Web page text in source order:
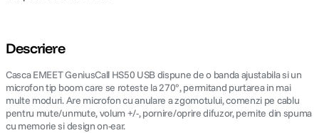
Descriere
Casca EMEET GeniusCall HS50 USB dispune de o banda ajustabila si un
microfon tip boom care se roteste la 270°, permitand purtarea in mai
multe moduri. Are microfon cu anulare a zgomotului, comenzi pe cablu
pentru mute/unmute, volum +/-, pornire/oprire difuzor, pernite din spuma
cu memorie si design on-ear.